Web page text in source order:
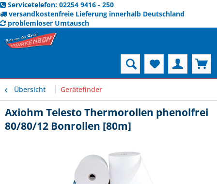
Servicetelefon: 02254 9416 - 250
versandkostenfreie Lieferung innerhalb Deutschland
problemloser Umtausch
Übersicht Gerätefinder
Axiohm Telesto Thermorollen phenolfrei
80/80/12 Bonrollen [80m]